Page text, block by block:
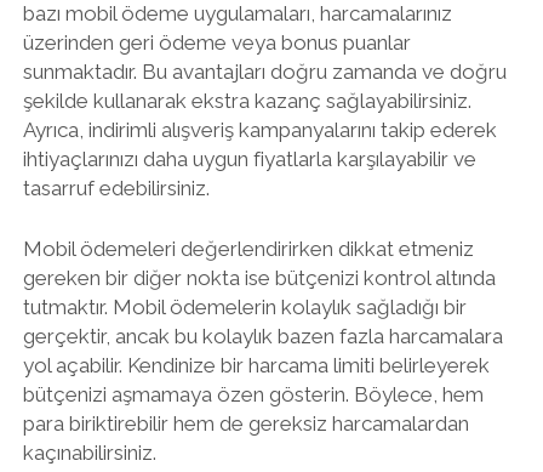
bazı mobil ödeme uygulamaları, harcamalarınız
üzerinden geri ödeme veya bonus puanlar
sunmaktadır. Bu avantajları doğru zamanda ve doğru
şekilde kullanarak ekstra kazanç sağlayabilirsiniz.
Ayrıca, indirimli alışveriş kampanyalarını takip ederek
ihtiyaçlarınızı daha uygun fiyatlarla karşılayabilir ve
tasarruf edebilirsiniz.
Mobil ödemeleri değerlendirirken dikkat etmeniz
gereken bir diğer nokta ise bütçenizi kontrol altında
tutmaktır. Mobil ödemelerin kolaylık sağladığı bir
gerçektir, ancak bu kolaylık bazen fazla harcamalara
yol açabilir. Kendinize bir harcama limiti belirleyerek
bütçenizi aşmamaya özen gösterin. Böylece, hem
para biriktirebilir hem de gereksiz harcamalardan
kaçınabilirsiniz.